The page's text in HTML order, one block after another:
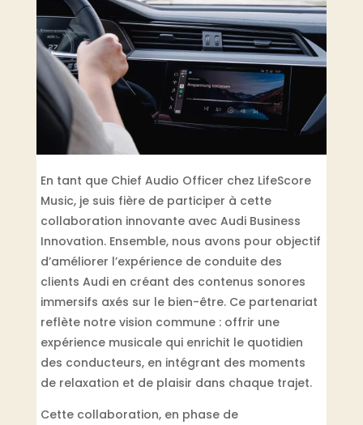
En tant que Chief Audio Officer chez LifeScore
Music, je suis fière de participer à cette
collaboration innovante avec Audi Business
Innovation. Ensemble, nous avons pour objectif
d’améliorer l’expérience de conduite des
clients Audi en créant des contenus sonores
immersifs axés sur le bien-être. Ce partenariat
reflète notre vision commune : offrir une
expérience musicale qui enrichit le quotidien
des conducteurs, en intégrant des moments
de relaxation et de plaisir dans chaque trajet.
Cette collaboration, en phase de